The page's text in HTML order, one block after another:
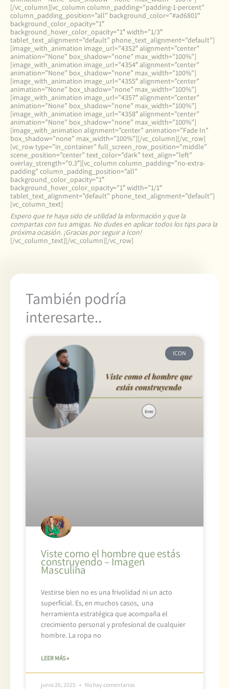
[/vc_column][vc_column column_padding=”padding-1-percent”
column_padding_position=”all” background_color=”#ad6801″
background_color_opacity=”1″
background_hover_color_opacity=”1″ width=”1/3″
tablet_text_alignment=”default” phone_text_alignment=”default”]
[image_with_animation image_url=”4352″ alignment=”center”
animation=”None” box_shadow=”none” max_width=”100%”]
[image_with_animation image_url=”4354″ alignment=”center”
animation=”None” box_shadow=”none” max_width=”100%”]
[image_with_animation image_url=”4355″ alignment=”center”
animation=”None” box_shadow=”none” max_width=”100%”]
[image_with_animation image_url=”4357″ alignment=”center”
animation=”None” box_shadow=”none” max_width=”100%”]
[image_with_animation image_url=”4358″ alignment=”center”
animation=”None” box_shadow=”none” max_width=”100%”]
[image_with_animation alignment=”center” animation=”Fade In”
box_shadow=”none” max_width=”100%”][/vc_column][/vc_row]
[vc_row type=”in_container” full_screen_row_position=”middle”
scene_position=”center” text_color=”dark” text_align=”left”
overlay_strength=”0.3″][vc_column column_padding=”no-extra-
padding” column_padding_position=”all”
background_color_opacity=”1″
background_hover_color_opacity=”1″ width=”1/1″
tablet_text_alignment=”default” phone_text_alignment=”default”]
[vc_column_text]
Espero que te haya sido de utilidad la información y que la
compartas con tus amigas. No dudes en aplicar todos los tips para la
próxima ocasión. ¡Gracias por seguir a Icon!
[/vc_column_text][/vc_column][/vc_row]
También podría
interesarte..
ICON
Viste como el hombre que estás
construyendo – Imagen
Masculina
Vestirse bien no es una frivolidad ni un acto
superficial. Es, en muchos casos, una
herramienta estratégica que acompaña el
crecimiento personal y profesional de cualquier
hombre. La ropa no
LEER MÁS »
junio 26, 2025 No hay comentarios